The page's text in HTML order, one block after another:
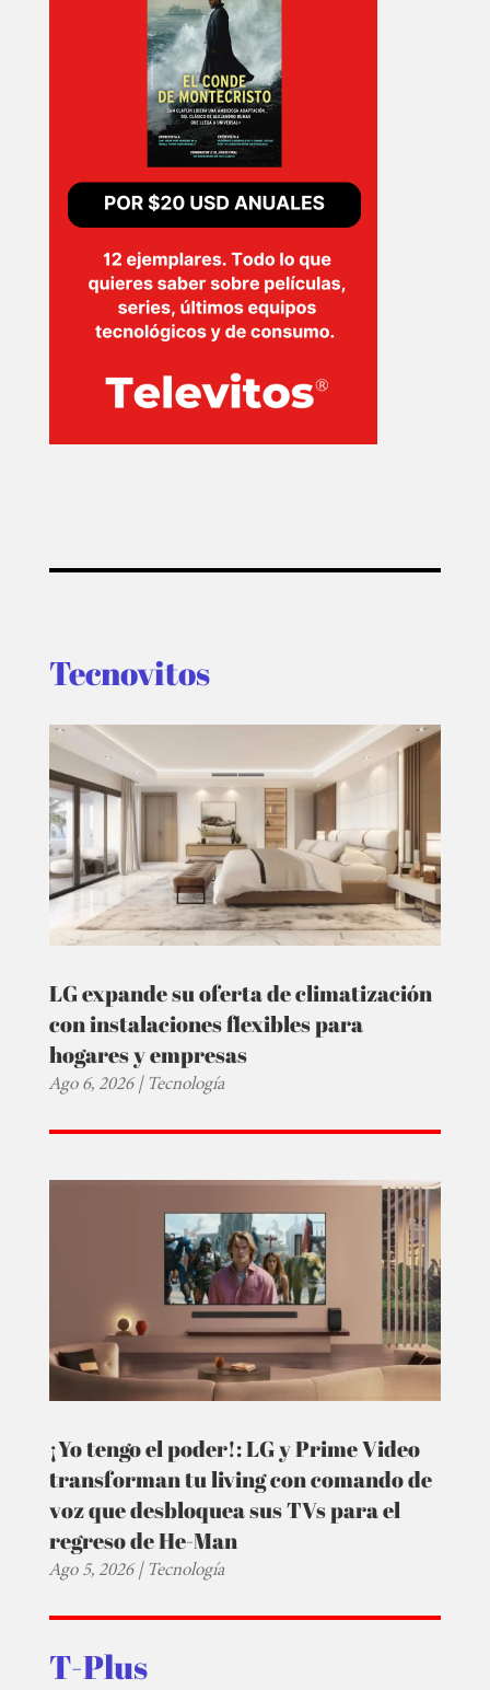
Tecnovitos
LG expande su oferta de climatización
con instalaciones flexibles para
hogares y empresas
Ago 6, 2026|Tecnología
¡Yo tengo el poder!: LG y Prime Video
transforman tu living con comando de
voz que desbloquea sus TVs para el
regreso de He-Man
Ago 5, 2026|Tecnología
T-Plus